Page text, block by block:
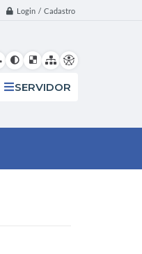
Login / Cadastro
SERVIDOR